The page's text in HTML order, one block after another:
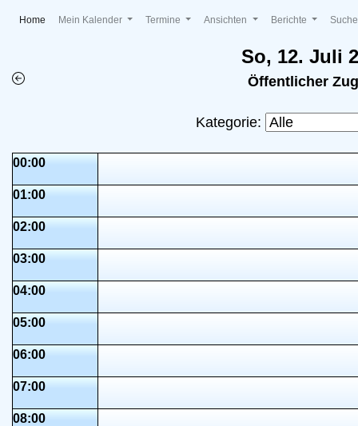
Home (current)
Mein Kalender Termine Ansichten Berichte
So, 12. Juli
Öffentlicher
Kategorie:
00:00
01:00
02:00
03:00
04:00
05:00
06:00
07:00
08:00